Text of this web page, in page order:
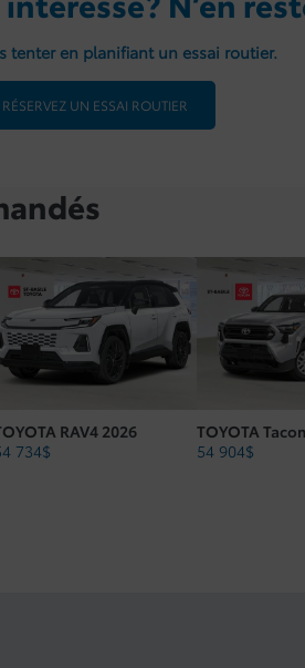
tenter en planifiant un essai routier.
RÉSERVEZ UN ESSAI ROUTIER
RAV4 2026
734$
TOYOTA
54 904$